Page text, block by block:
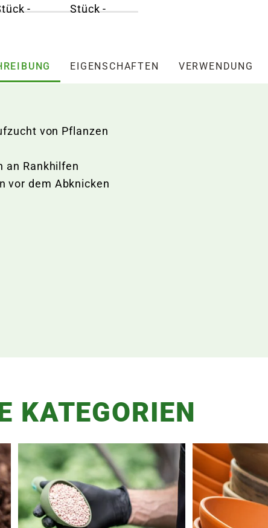
EIGENSCHAFTEN VERWENDUNG
von Pflanzen
an Rankhilfen
vor dem Abknicken
KATEGORIEN